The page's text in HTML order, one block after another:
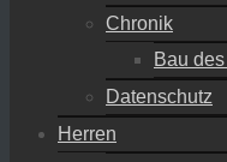
Chronik
Bau
Datenschutz
Herren